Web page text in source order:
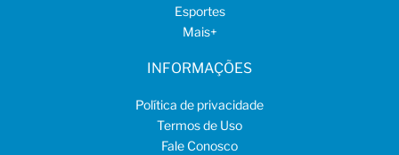
Esportes
Mais+
INFORMAÇÕES
Política de privacidade
Termos de Uso
Fale Conosco